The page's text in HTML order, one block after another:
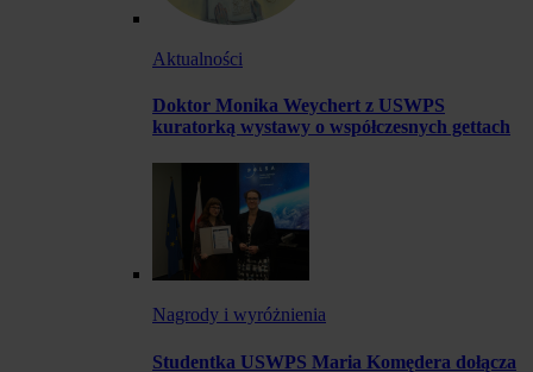
Aktualności
Doktor Monika Weychert z USWPS
kuratorką wystawy o współczesnych gettach
Nagrody i wyróżnienia
Studentka USWPS Maria Komędera dołącza